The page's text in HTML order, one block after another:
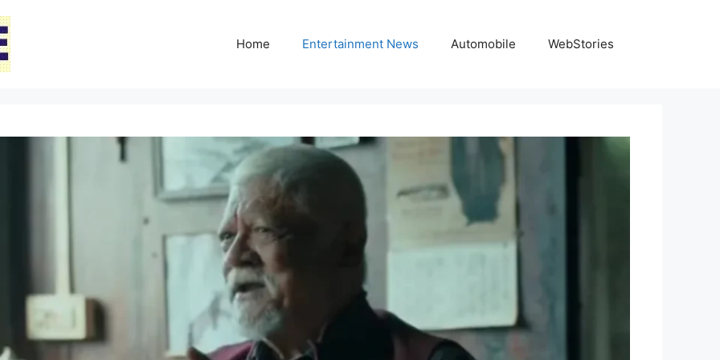
Home Entertainment News Automobile WebStories